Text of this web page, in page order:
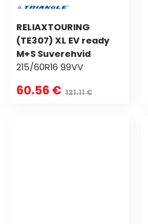
RELIAXTOURING
(TE307) XL EV ready
M+S Suverehvid
215/60R16 99VV
60.56 € 121.11 €